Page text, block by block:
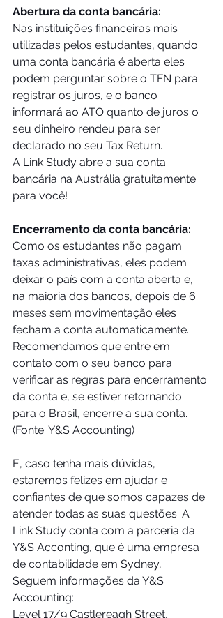
Abertura da conta bancária:
Nas instituições financeiras mais
utilizadas pelos estudantes, quando
uma conta bancária é aberta eles
podem perguntar sobre o TFN para
registrar os juros, e o banco
informará ao ATO quanto de juros o
seu dinheiro rendeu para ser
declarado no seu Tax Return.
A Link Study abre a sua conta
bancária na Austrália gratuitamente
para você!
Encerramento da conta bancária:
Como os estudantes não pagam
taxas administrativas, eles podem
deixar o país com a conta aberta e,
na maioria dos bancos, depois de 6
meses sem movimentação eles
fecham a conta automaticamente.
Recomendamos que entre em
contato com o seu banco para
verificar as regras para encerramento
da conta e, se estiver retornando
para o Brasil, encerre a sua conta.
(Fonte: Y&S Accounting)
E, caso tenha mais dúvidas,
estaremos felizes em ajudar e
confiantes de que somos capazes de
atender todas as suas questões. A
Link Study conta com a parceria da
Y&S Acconting, que é uma empresa
de contabilidade em Sydney,
Seguem informações da Y&S
Accounting:
Level 17/9 Castlereagh Street,